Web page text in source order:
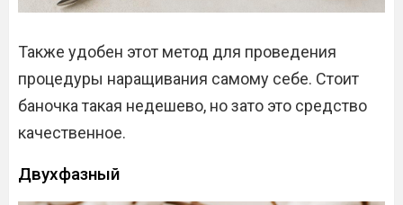
Также удобен этот метод для проведения
процедуры наращивания самому себе. Стоит
баночка такая недешево, но зато это средство
качественное.
Двухфазный